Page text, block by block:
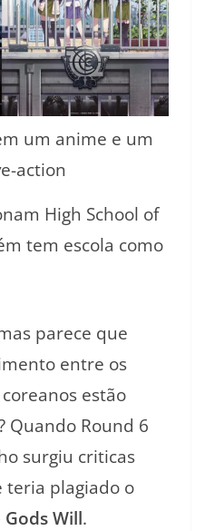
um anime e um
action
High School of
tem escola como
parece que
entre os
estão
Quando Round 6
surgiu criticas
teria plagiado o
Gods Will.